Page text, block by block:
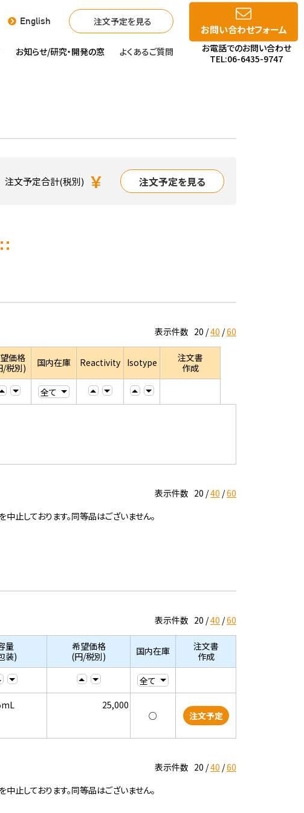
English 注文予定を見る
お知らせ/研究・開発の窓 よくあるご質問
お問い合わせフォーム
お電話でのお問い合わせ
TEL:06-6435-9747
注文予定合計(税別) ￥ 注文予定を見る
表示件数 20 40 60
価格
/税別)
国内在庫 Reactivity Isotype
注文書
作成
表示件数 20 40 60
しております。同等品はございません。
表示件数 20 40 60
量
装)
希望価格
(円/税別)
国内在庫
注文書
作成
25,000
○
注文予定
表示件数 20 40 60
しております。同等品はございません。